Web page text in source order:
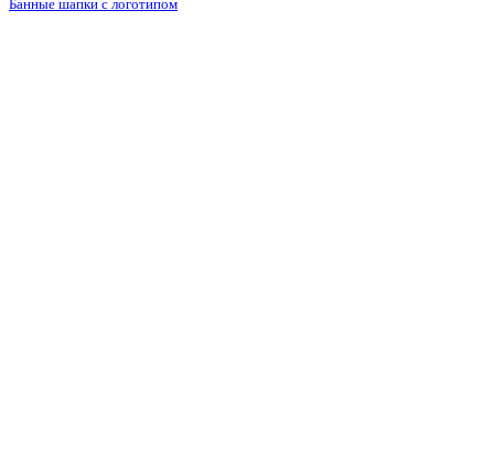
Банные шапки с логотипом